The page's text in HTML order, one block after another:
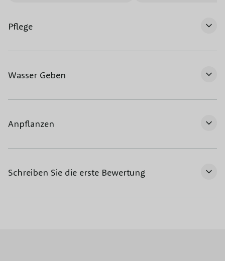
Pflege
Wasser Geben
Anpflanzen
Schreiben Sie die erste Bewertung